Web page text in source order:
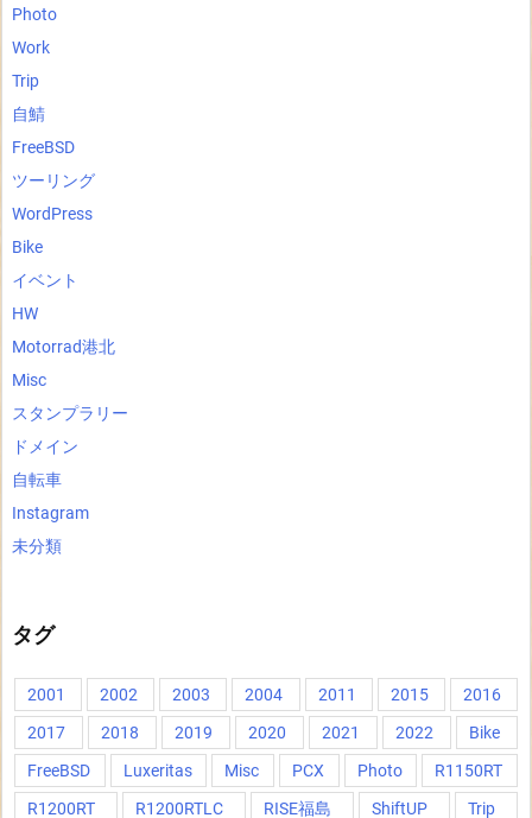
Photo
Work
Trip
自鯖
FreeBSD
ツーリング
WordPress
Bike
イベント
HW
Motorrad港北
Misc
スタンプラリー
ドメイン
自転車
Instagram
未分類
タグ
2001 2002 2003 2004 2011 2015
2016
2017
2018 2019 2020 2021 2022
Bike
FreeBSD
Luxeritas Misc PCX Photo
R1150RT
R1200RT
R1200RTLC RISE福島 ShiftUP Trip